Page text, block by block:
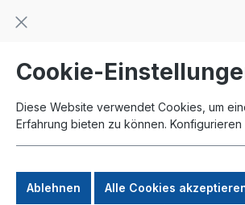
springen
Zahlung per Paypal
Cookie-
Diese Website verwendet Cookies, um
Erfahrung bieten zu können. Konfigurieren
Ablehnen
Alle Cookies